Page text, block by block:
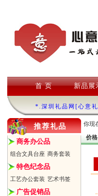
首 页 新品展
*.深圳礼品网[心意
推荐礼品
商务办公品
组合文具台座 商务套装
特色纪念品
工艺办公套装 艺术书签
广告促销品
你现
价格